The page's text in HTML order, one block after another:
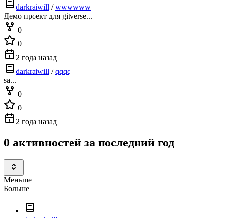
darkraiwill /wwwwww
Демо проект для gitverse...
0
0
2 года назад
darkraiwill /qqqq
sa...
0
0
2 года назад
0 активностей за последний год
Меньше
Больше